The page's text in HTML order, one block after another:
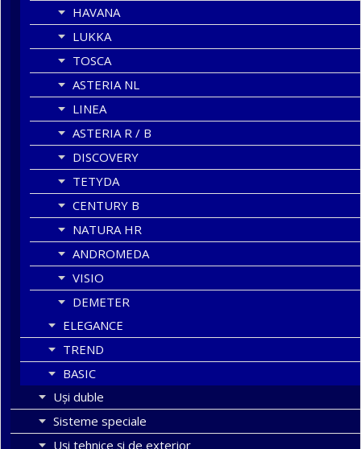
HAVANA
LUKKA
TOSCA
ASTERIA NL
LINEA
ASTERIA R / B
DISCOVERY
TETYDA
CENTURY B
NATURA HR
ANDROMEDA
VISIO
DEMETER
ELEGANCE
TREND
BASIC
Uşi duble
Sisteme speciale
Uși tehnice și de exterior